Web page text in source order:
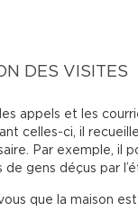
DES VISITES
appels et les
celles-ci, il
Par exemple, il
gens déçus par
que la maison